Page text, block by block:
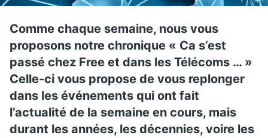
Comme chaque semaine, nous vous
proposons notre chronique « Ca s’est
passé chez Free et dans les Télécoms … »
Celle-ci vous propose de vous replonger
dans les événements qui ont fait
l’actualité de la semaine en cours, mais
durant les années, les décennies, voire les